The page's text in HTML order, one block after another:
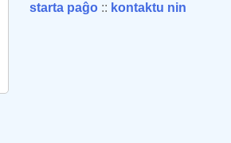
starta paĝo :: kontaktu nin